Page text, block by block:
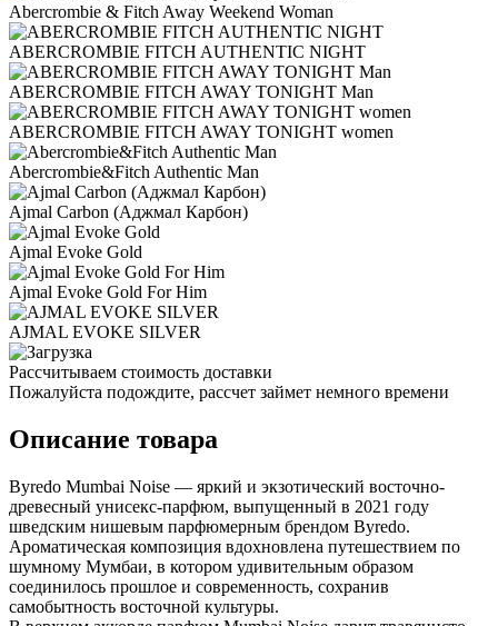
Abercrombie & Fitch Away Weekend Woman
ABERCROMBIE FITCH AUTHENTIC NIGHT
ABERCROMBIE FITCH AWAY TONIGHT Man
ABERCROMBIE FITCH AWAY TONIGHT women
Abercrombie&Fitch Authentic Man
Ajmal Carbon (Аджмал Карбон)
Ajmal Evoke Gold
Ajmal Evoke Gold For Him
AJMAL EVOKE SILVER
Рассчитываем стоимость доставки
Пожалуйста подождите, рассчет займет немного времени
Описание товара
Byredo Mumbai Noise — яркий и экзотический восточно-
древесный унисекс-парфюм, выпущенный в 2021 году
шведским нишевым парфюмерным брендом Byredo.
Ароматическая композиция вдохновлена путешествием по
шумному Мумбаи, в котором удивительным образом
соединилось прошлое и современность, сохранив
самобытность восточной культуры.